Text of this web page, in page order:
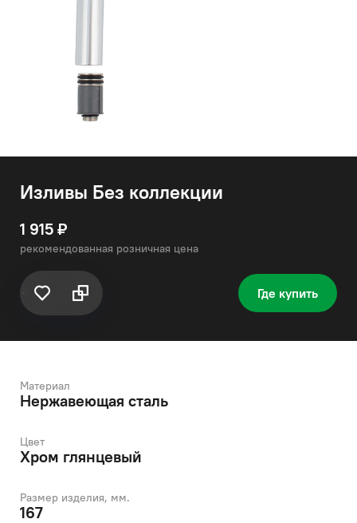
Изливы Без коллекции
1 915 ₽
рекомендованная розничная цена
Где купить
Материал
Нержавеющая сталь
Цвет
Хром глянцевый
Размер изделия, мм.
167